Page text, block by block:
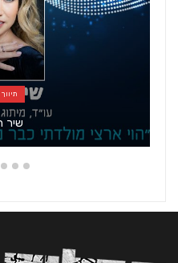
כל מה
אומנות